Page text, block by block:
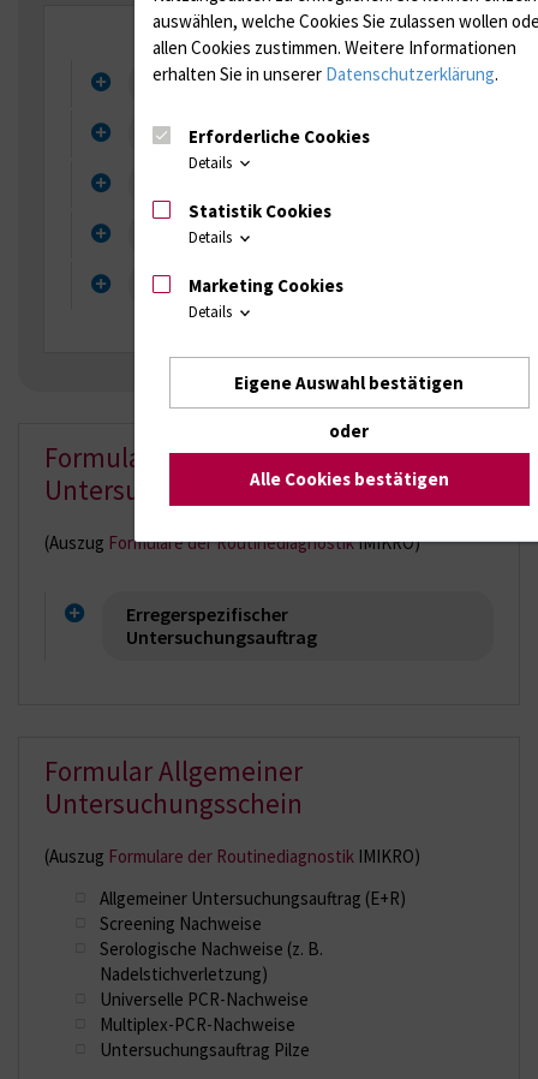
Erklärung Symbole Wochentage
Geeignete Materialien
Nachweisart
Hinweis Versand
Formular Erregerspezifischer
Untersuchungsschein
(Auszug Formulare der RoutinediagnostikIMIKRO)
Erregerspezifischer
Untersuchungsauftrag
Formular Allgemeiner
Untersuchungsschein
(Auszug Formulare der Routinediagnostik IMIKRO)
Allgemeiner Untersuchungsauftrag (E+R)
Screening Nachweise
Serologische Nachweise (z. B.
Nadelstichverletzung)
Universelle PCR-Nachweise
Multiplex-PCR-Nachweise
Untersuchungsauftrag Pilze
auswählen, welche Cookies Sie zulassen wollen
allen Cookies zustimmen. Weitere Informationen
erhalten Sie in unserer Datenschutzerklärung.
Erforderliche Cookies
Details
Statistik Cookies
Details
Marketing Cookies
Details
Eigene Auswahl bestätigen
oder
Alle Cookies bestätigen